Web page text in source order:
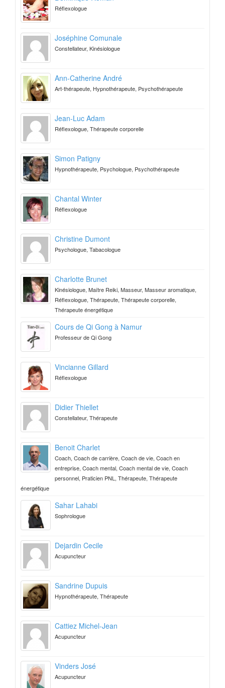
Réflexologue
Joséphine Comunale
Constellateur, Kinésiologue
Ann-Catherine André
Art-thérapeute, Hypnothérapeute, Psychothérapeute
Jean-Luc Adam
Réflexologue, Thérapeute corporelle
Simon Patigny
Hypnothérapeute, Psychologue, Psychothérapeute
Chantal Winter
Réflexologue
Christine Dumont
Psychologue, Tabacologue
Charlotte Brunet
Kinésiologue, Maître Reiki, Masseur, Masseur aromatique,
Réflexologue, Thérapeute, Thérapeute corporelle,
Thérapeute énergétique
Cours de Qi Gong à Namur
Professeur de Qi Gong
Vincianne Gillard
Réflexologue
Didier Thiellet
Constellateur, Thérapeute
Benoit Charlet
Coach, Coach de carrière, Coach de vie, Coach en
entreprise, Coach mental, Coach mental de vie, Coach
personnel, Praticien PNL, Thérapeute, Thérapeute
énergétique
Sahar Lahabi
Sophrologue
Dejardin Cecile
Acupuncteur
Sandrine Dupuis
Hypnothérapeute, Thérapeute
Cattiez Michel-Jean
Acupuncteur
Vinders José
Acupuncteur